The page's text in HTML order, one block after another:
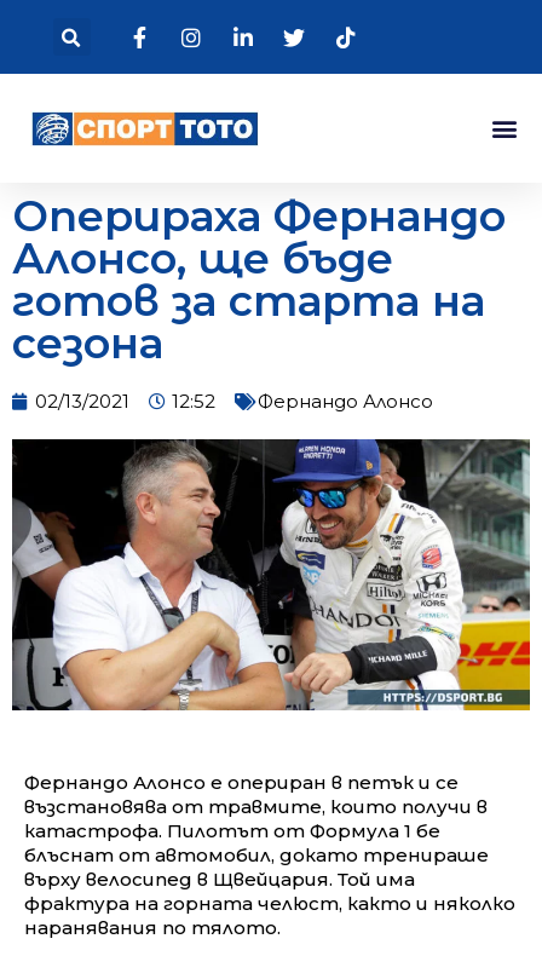
Оперираха Фернандо
Алонсо, ще бъде
готов за старта на
сезона
02/13/2021 12:52 Фернандо Алонсо
Фернандо Алонсо е опериран в петък и се
възстановява от травмите, които получи в
катастрофа. Пилотът от Формула 1 бе
блъснат от автомобил, докато тренираше
върху велосипед в Щвейцария. Той има
фрактура на горната челюст, както и няколко
наранявания по тялото.